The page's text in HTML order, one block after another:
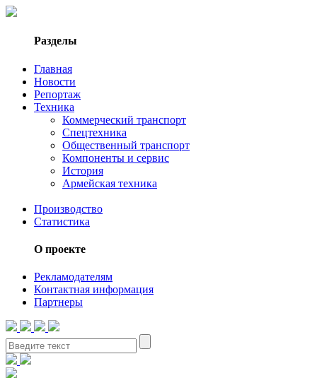
Разделы
Главная
Новости
Репортаж
Техника
Коммерческий транспорт
Спецтехника
Общественный транспорт
Компоненты и сервис
История
Армейская техника
Производство
Статистика
О проекте
Рекламодателям
Контактная информация
Партнеры